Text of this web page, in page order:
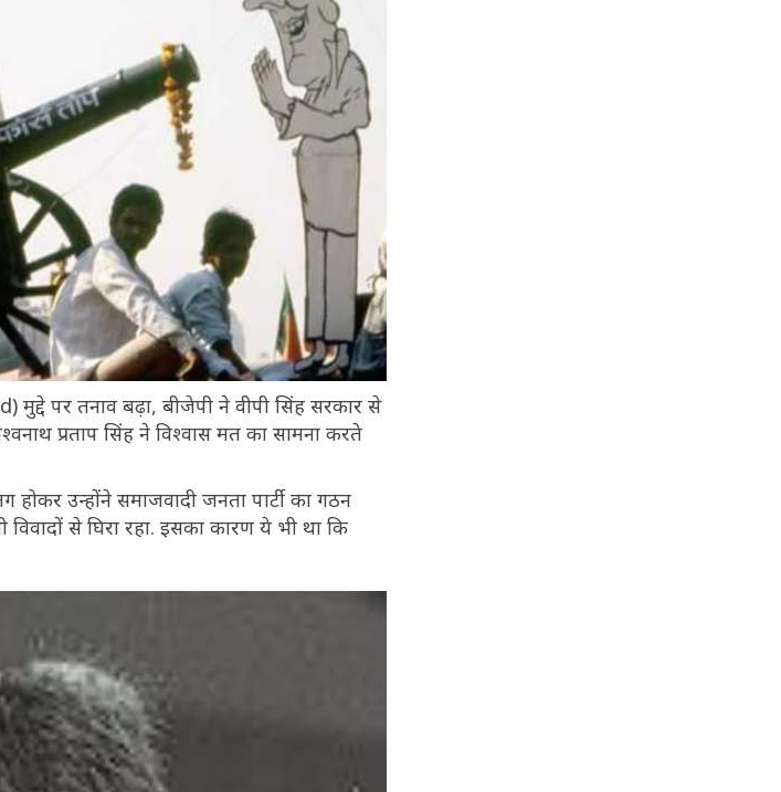
पर तनाव बढ़ा, बीजेपी ने वीपी सिंह सरकार से
प्रताप सिंह ने विश्वास मत का सामना करते
उन्होंने समाजवादी जनता पार्टी का गठन
से घिरा रहा. इसका कारण ये भी था कि